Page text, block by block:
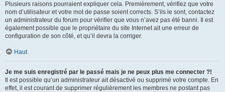
Plusieurs raisons pourraient expliquer cela. Premièrement, vérifiez que votre
nom d’utilisateur et votre mot de passe soient corrects. S’ils le sont, contactez
un administrateur du forum pour vérifier que vous n’avez pas été banni. Il est
également possible que le propriétaire du site Internet ait une erreur de
configuration de son côté, et qu’il devra la corriger.
Haut
Je me suis enregistré par le passé mais je ne peux plus me connecter ?!
Il est possible qu’un administrateur ait désactivé ou supprimé votre compte. En
effet, il est courant de supprimer régulièrement les membres ne postant pas